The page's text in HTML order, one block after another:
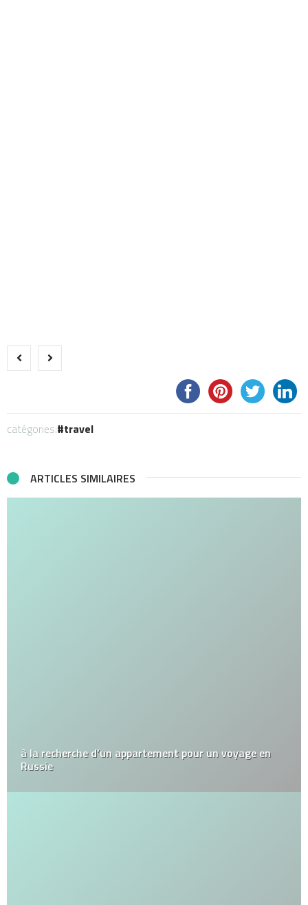
catégories: travel
ARTICLES SIMILAIRES
à la recherche d’un appartement pour un voyage en
Russie